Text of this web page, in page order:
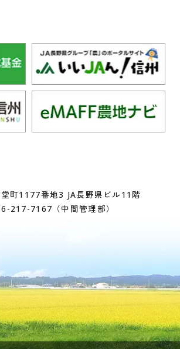
町1177番地3 JA長野県ビル11階
217-7167 （中間管理部）